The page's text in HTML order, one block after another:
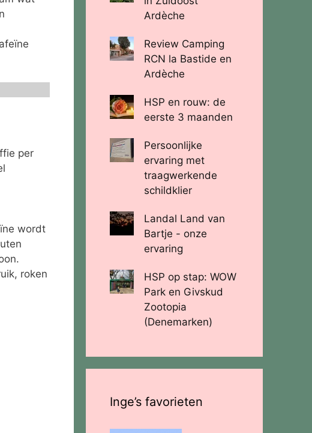
per
wordt
roken
Ardèche
Review Camping
RCN la Bastide en
Ardèche
HSP en rouw: de
eerste 3 maanden
Persoonlijke
ervaring met
traagwerkende
schildklier
Landal Land van
Bartje - onze
ervaring
HSP op stap: WOW
Park en Givskud
Zootopia
(Denemarken)
Inge’s favorieten